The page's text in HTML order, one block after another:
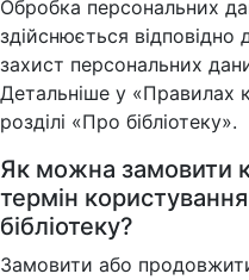
Обробка персональних
здійснюється
захист персональних
Детальніше у «Правилах
розділі «Про бібліотеку».
Як можна замовити
термін
бібліотеку?
Замовити або